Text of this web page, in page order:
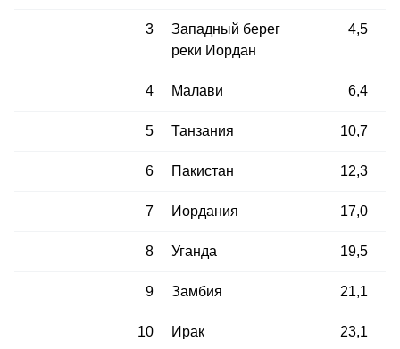
3
Западный берег
реки Иордан
4,5
4 Малави 6,4
5 Танзания 10,7
6 Пакистан 12,3
7 Иордания 17,0
8 Уганда 19,5
9 Замбия 21,1
10 Ирак 23,1